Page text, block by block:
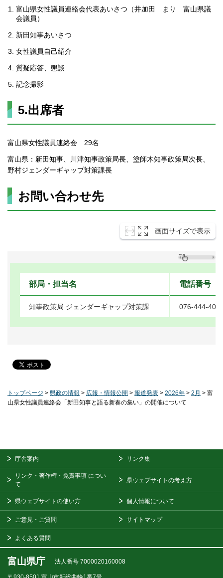
富山県女性議員連絡会代表あいさつ（井加田 まり 富山県議
会議員）
新田知事あいさつ
女性議員自己紹介
質疑応答、懇談
記念撮影
5.出席者
富山県女性議員連絡会 29名
富山県：新田知事、川津知事政策局長、塗師木知事政策局次長、
野村ジェンダーギャップ対策課長
お問い合わせ先
画面サイズで表示
部局・担当名 電話番号
知事政策局 ジェンダーギャップ対策課 076-444-
トップページ > 県政の情報 > 広報・情報公開 > 報道発表 > 2026年 > 2月 > 富
山県女性議員連絡会「新田知事と語る新春の集い」の開催について
庁舎案内 リンク集
リンク・著作権・免責事項 につい
て
県ウェブサイトの考え方
県ウェブサイトの使い方 個人情報について
ご意見・ご質問 サイトマップ
よくある質問
富山県庁 法人番号 7000020160008